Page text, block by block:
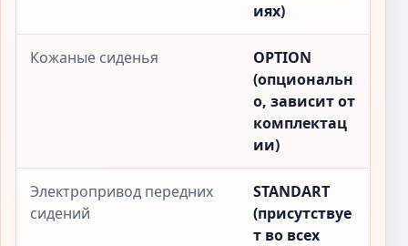
иях)
Кожаные сиденья
OPTION
(опциональн
о, зависит от
комплектац
ии)
Электропривод передних
сидений
STANDART
(присутствуе
т во всех